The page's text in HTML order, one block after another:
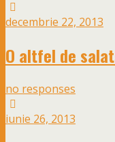
decembrie 22, 2013
O altfel de
no responses
iunie 26, 2013